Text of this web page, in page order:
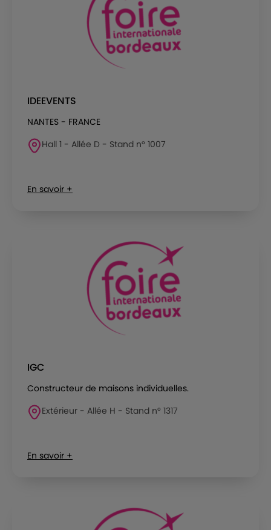
IDEEVENTS
NANTES - FRANCE
Hall 1 - Allée D - Stand n° 1007
En savoir +
IGC
Constructeur de maisons individuelles.
Extérieur - Allée H - Stand n° 1317
En savoir +